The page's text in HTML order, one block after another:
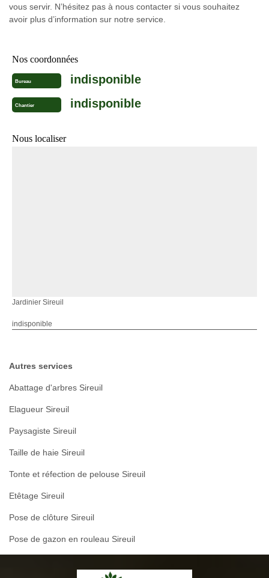
vous servir. N’hésitez pas à nous contacter si vous souhaitez
avoir plus d’information sur notre service.
Nos coordonnées
Bureau indisponible
Chantier indisponible
Nous localiser
Jardinier Sireuil
indisponible
Autres services
Abattage d'arbres Sireuil
Elagueur Sireuil
Paysagiste Sireuil
Taille de haie Sireuil
Tonte et réfection de pelouse Sireuil
Etêtage Sireuil
Pose de clôture Sireuil
Pose de gazon en rouleau Sireuil